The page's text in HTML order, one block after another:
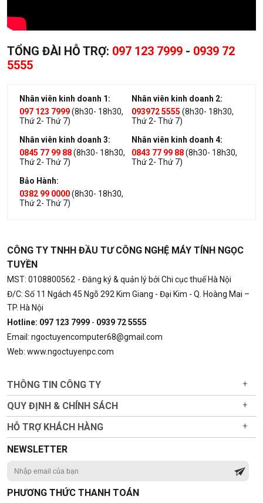
TỔNG ĐÀI HỖ TRỢ: 097 123 7999 - 0939 72
5555
Nhân viên kinh doanh 1:
097 123 7999(8h30- 18h30,
Thứ 2- Thứ 7)
Nhân viên kinh doanh 2:
093972 5555 (8h30- 18h30,
Thứ 2- Thứ 7)
Nhân viên kinh doanh 3:
0845 77 99 88(8h30- 18h30,
Thứ 2- Thứ 7)
Nhân viên kinh doanh 4:
0843 77 99 88(8h30- 18h30,
Thứ 2- Thứ 7)
Bảo Hành:
0382 99 0000(8h30- 18h30,
Thứ 2- Thứ 7)
CÔNG TY TNHH ĐẦU TƯ CÔNG NGHỆ MÁY TÍNH NGỌC
TUYỀN
MST: 0108800562 - Đăng ký & quản lý bởi Chi cục thuế Hà Nội
Đ/C: Số 11 Ngách 45 Ngõ 292 Kim Giang - Đại Kim - Q. Hoàng Mai –
TP. Hà Nội
Hotline: 097 123 7999 - 0939 72 5555
Email: ngoctuyencomputer68@gmail.com
Web: www.ngoctuyenpc.com
THÔNG TIN CÔNG TY +
QUY ĐỊNH & CHÍNH SÁCH +
HỖ TRỢ KHÁCH HÀNG +
NEWSLETTER
PHƯƠNG THỨC THANH TOÁN